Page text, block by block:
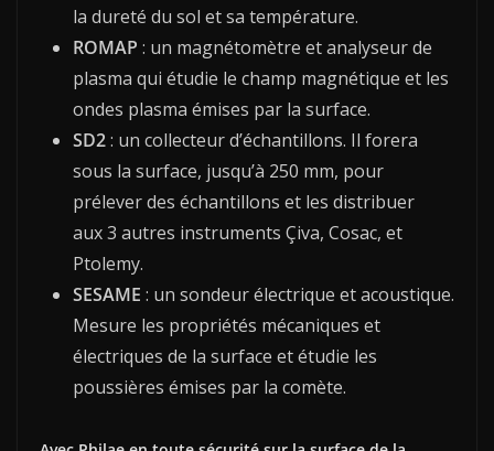
la dureté du sol et sa température.
ROMAP : un magnétomètre et analyseur de
plasma qui étudie le champ magnétique et les
ondes plasma émises par la surface.
SD2: un collecteur d’échantillons. Il forera
sous la surface, jusqu’à 250 mm, pour
prélever des échantillons et les distribuer
aux 3 autres instruments Çiva, Cosac, et
Ptolemy.
SESAME : un sondeur électrique et acoustique.
Mesure les propriétés mécaniques et
électriques de la surface et étudie les
poussières émises par la comète.